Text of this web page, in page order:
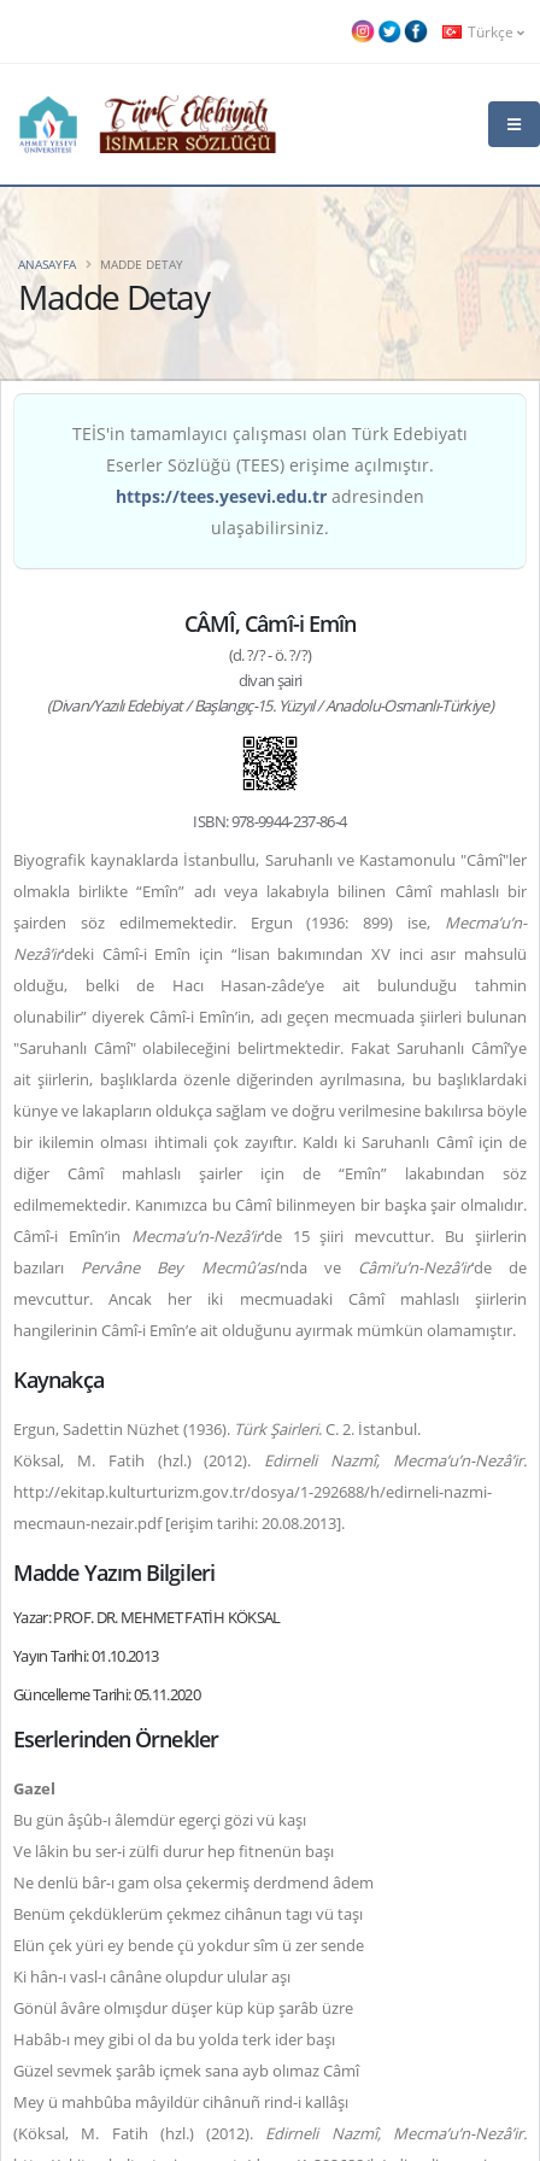
Türkçe
Madde Detay
ANASAYFA MADDE DETAY
TEİS'in tamamlayıcı çalışması olan Türk Edebiyatı
Eserler Sözlüğü (TEES) erişime açılmıştır.
https://tees.yesevi.edu.tr adresinden
ulaşabilirsiniz.
CÂMÎ, Câmî-i Emîn
(d. ?/? - ö. ?/?)
divan şairi
(Divan/Yazılı Edebiyat / Başlangıç-15. Yüzyıl / Anadolu-Osmanlı-Türkiye)
ISBN: 978-9944-237-86-4
Biyografik kaynaklarda İstanbullu, Saruhanlı ve Kastamonulu "Câmî"ler
olmakla birlikte “Emîn” adı veya lakabıyla bilinen Câmî mahlaslı bir
şairden söz edilmemektedir. Ergun (1936: 899) ise, Mecma’u’n-
Nezâ’ir’deki Câmî-i Emîn için “lisan bakımından XV inci asır mahsulü
olduğu, belki de Hacı Hasan-zâde’ye ait bulunduğu tahmin
olunabilir” diyerek Câmî-i Emîn’in, adı geçen mecmuada şiirleri bulunan
"Saruhanlı Câmî" olabileceğini belirtmektedir. Fakat Saruhanlı Câmî’ye
ait şiirlerin, başlıklarda özenle diğerinden ayrılmasına, bu başlıklardaki
künye ve lakapların oldukça sağlam ve doğru verilmesine bakılırsa böyle
bir ikilemin olması ihtimali çok zayıftır. Kaldı ki Saruhanlı Câmî için de
diğer Câmî mahlaslı şairler için de “Emîn” lakabından söz
edilmemektedir. Kanımızca bu Câmî bilinmeyen bir başka şair olmalıdır.
Câmî-i Emîn’in Mecma’u’n-Nezâ’ir’de 15 şiiri mevcuttur. Bu şiirlerin
bazıları Pervâne Bey Mecmû’ası’nda ve Câmi’u’n-Nezâ’ir’de de
mevcuttur. Ancak her iki mecmuadaki Câmî mahlaslı şiirlerin
hangilerinin Câmî-i Emîn’e ait olduğunu ayırmak mümkün olamamıştır.
Kaynakça
Ergun, Sadettin Nüzhet (1936). Türk Şairleri. C. 2. İstanbul.
Köksal, M. Fatih (hzl.) (2012). Edirneli Nazmî,
Mecma’u’n-Nezâ’ir.
http://ekitap.kulturturizm.gov.tr/dosya/1-292688/h/edirneli-nazmi-
mecmaun-nezair.pdf [erişim tarihi: 20.08.2013].
Madde Yazım Bilgileri
Yazar: PROF. DR. MEHMET FATİH KÖKSAL
Yayın Tarihi: 01.10.2013
Güncelleme Tarihi: 05.11.2020
Eserlerinden Örnekler
Gazel
Bu gün âşûb-ı âlemdür egerçi gözi vü kaşı
Ve lâkin bu ser-i zülfi durur hep fitnenün başı
Ne denlü bâr-ı gam olsa çekermiş derdmend âdem
Benüm çekdüklerüm çekmez cihânun tagı vü taşı
Elün çek yüri ey bende çü yokdur sîm ü zer sende
Ki hân-ı vasl-ı cânâne olupdur ulular aşı
Gönül âvâre olmışdur düşer küp küp şarâb üzre
Habâb-ı mey gibi ol da bu yolda terk ider başı
Güzel sevmek şarâb içmek sana ayb olımaz Câmî
Mey ü mahbûba mâyildür cihânuñ rind-i kallâşı
(Köksal, M. Fatih (hzl.) (2012). Edirneli Nazmî,
Mecma’u’n-Nezâ’ir.